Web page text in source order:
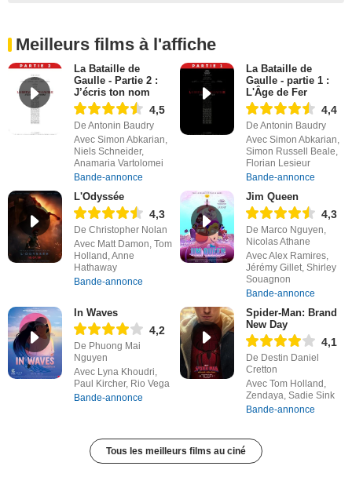
Meilleurs films à l'affiche
La Bataille de
Gaulle - Partie 2 :
J’écris ton nom
4,5
De Antonin Baudry
Avec Simon Abkarian,
Niels Schneider,
Anamaria Vartolomei
Bande-annonce
La Bataille de
Gaulle - partie 1 :
L'Âge de Fer
4,4
De Antonin Baudry
Avec Simon Abkarian,
Simon Russell Beale,
Florian Lesieur
Bande-annonce
L'Odyssée
4,3
De Christopher Nolan
Avec Matt Damon, Tom
Holland, Anne
Hathaway
Bande-annonce
Jim Queen
4,3
De Marco Nguyen,
Nicolas Athane
Avec Alex Ramires,
Jérémy Gillet, Shirley
Souagnon
Bande-annonce
In Waves
4,2
De Phuong Mai
Nguyen
Avec Lyna Khoudri,
Paul Kircher, Rio Vega
Bande-annonce
Spider-Man: Brand
New Day
4,1
De Destin Daniel
Cretton
Avec Tom Holland,
Zendaya, Sadie Sink
Bande-annonce
Tous les meilleurs films au ciné